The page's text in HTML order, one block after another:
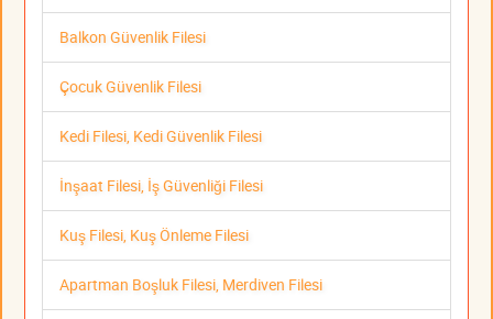
Balkon Güvenlik Filesi
Çocuk Güvenlik Filesi
Kedi Filesi, Kedi Güvenlik Filesi
İnşaat Filesi, İş Güvenliği Filesi
Kuş Filesi, Kuş Önleme Filesi
Apartman Boşluk Filesi, Merdiven Filesi